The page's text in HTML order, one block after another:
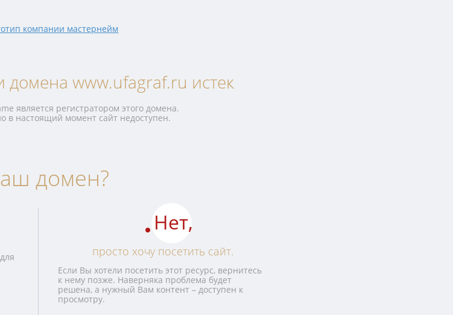
домена www.ufagraf.ru истек
является регистратором этого домена.
в настоящий момент сайт недоступен.
домен?
Нет,
просто хочу посетить сайт.
Если Вы хотели посетить этот ресурс, вернитесь
к нему позже. Наверняка проблема будет
решена, а нужный Вам контент – доступен к
просмотру.